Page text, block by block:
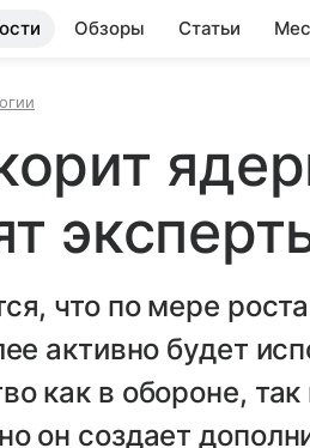
Обзоры Статьи
что по мере
активно будет
как в обороне,
он создает